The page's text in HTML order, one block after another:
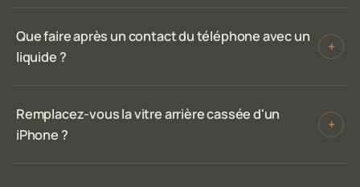
Que faire après un contact du téléphone avec un
liquide ?
+
Remplacez-vous la vitre arrière cassée d'un
iPhone ?
+